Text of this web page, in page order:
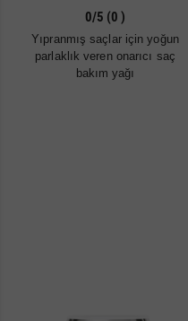
0/5 (0 )
Yıpranmış saçlar için yoğun
parlaklık veren onarıcı saç
bakım yağı